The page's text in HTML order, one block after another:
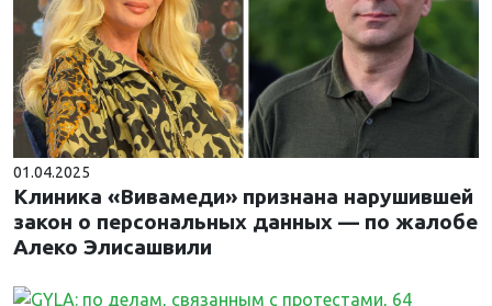
01.04.2025
Клиника «Вивамеди» признана нарушившей
закон о персональных данных — по жалобе
Алеко Элисашвили